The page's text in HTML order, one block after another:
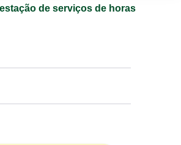
de serviços de horas